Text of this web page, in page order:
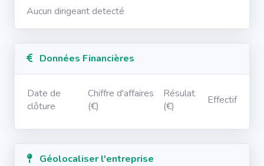
Aucun dirigeant detecté
Données Financières
Date de
clôture
Chiffre d'affaires
(€)
Résulat
(€)
Effectif
Géolocaliser l'entreprise